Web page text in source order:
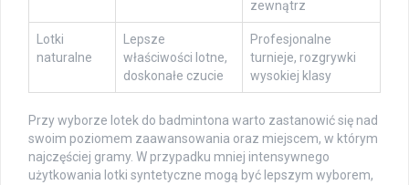
zewnątrz
Lotki
naturalne
Lepsze
właściwości lotne,
doskonałe czucie
Profesjonalne
turnieje, rozgrywki
wysokiej klasy
Przy wyborze lotek do badmintona warto zastanowić się nad
swoim poziomem zaawansowania oraz miejscem, w którym
najczęściej gramy. W przypadku mniej intensywnego
użytkowania lotki syntetyczne mogą być lepszym wyborem,